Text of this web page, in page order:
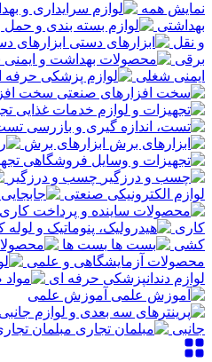
نمایش همه
بهداشتی
و نقل
ابزارهای
برقی
ایمنی شغلی
سخت
ابزارهای برش
چسب و درزگیر
لوازم الکترونیکی صنعتی
کاری
کشی
بست ها
محصولات آزمایشگاهی و علمی
لوازم دندانپزشکی حرفه ای
آموزش علمی
جانبی
مبلمان